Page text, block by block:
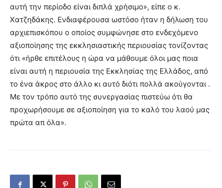
αυτή την περίοδο είναι διπλά χρήσιμο», είπε ο κ.
Χατζηδάκης. Ενδιαφέρουσα ωστόσο ήταν η δήλωση του
αρχιεπισκόπου ο οποίος συμφώνησε στο ενδεχόμενο
αξιοποίησης της εκκλησιαστικής περιουσίας τονίζοντας
ότι «ήρθε επιτέλους η ώρα να μάθουμε όλοι μας ποια
είναι αυτή η περιουσία της Εκκλησίας της Ελλάδος, από
το ένα άκρος στο άλλο κι αυτό διότι πολλά ακούγονται .
Με τον τρόπο αυτό της συνεργασίας πιστεύω ότι θα
προχωρήσουμε σε αξιοποίηση για το καλό του λαού μας
πρώτα απ όλα».